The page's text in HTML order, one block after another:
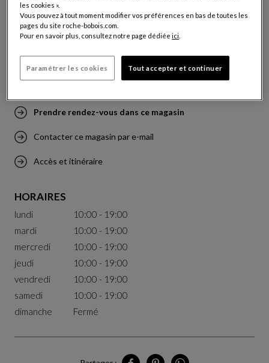
PERPIGNAN
Château Roussillon
66000 Perpignan
Prendre rendez-vous dans ce magasin
Contacter ce magasin par e-mail
Accès et itinéraire
HORAIRES
lundi
10:00 - 19:00
mardi
10:00 - 19:00
mercredi
10:00 - 19:00
jeudi
10:00 - 19:00
vendredi
10:00 - 19:00
samedi
10:00 - 19:00
dimanche
Fermé
les cookies ».
Vous pouvez à tout moment modifier vos préférences en bas de toutes les
pages du site roche-bobois.com.
Pour en savoir plus, consultez notre page dédiéeici.
Paramétrer les cookies Tout accepter et continuer